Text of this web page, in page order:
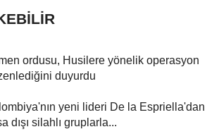
ordusu, Husilere yönelik operasyon
duyurdu
yeni lideri De la Espriella'dan
dışı silahlı gruplarla...